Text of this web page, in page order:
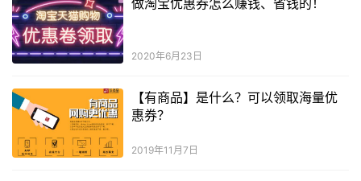
2020年6月23日
【有商品】是什么？可以领取海量优
惠券？
2019年11月7日